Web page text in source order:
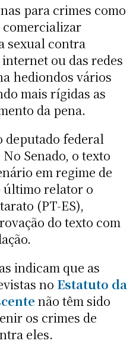
para crimes como
sexual contra
ou das redes
hediondos vários
mais rígidas as
da pena.
deputado federal
Senado, o texto
em regime de
último relator o
(PT-ES),
do texto com
indicam que as
no Estatuto da
não têm sido
os crimes de
eles.